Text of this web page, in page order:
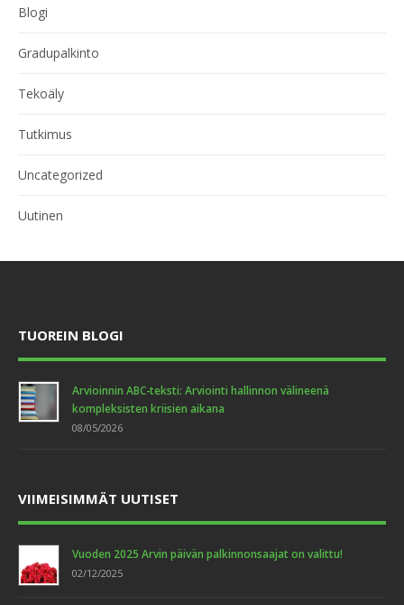
Blogi
Gradupalkinto
Tekoäly
Tutkimus
Uncategorized
Uutinen
TUOREIN BLOGI
Arvioinnin ABC-teksti: Arviointi hallinnon välineenä
kompleksisten kriisien aikana
08/05/2026
VIIMEISIMMÄT UUTISET
Vuoden 2025 Arvin päivän palkinnonsaajat on valittu!
02/12/2025